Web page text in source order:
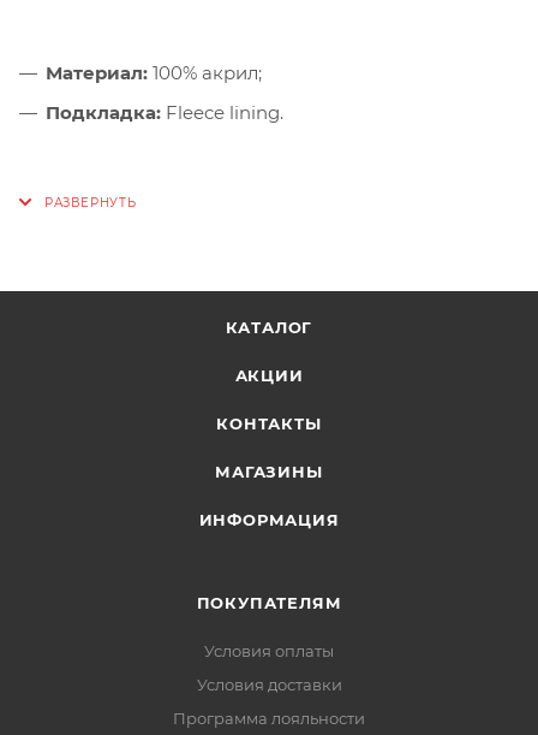
Материал: 100% акрил;
Подкладка: Fleece lining.
КАТАЛОГ
АКЦИИ
КОНТАКТЫ
МАГАЗИНЫ
ИНФОРМАЦИЯ
ПОКУПАТЕЛЯМ
Условия оплаты
Условия доставки
Программа лояльности